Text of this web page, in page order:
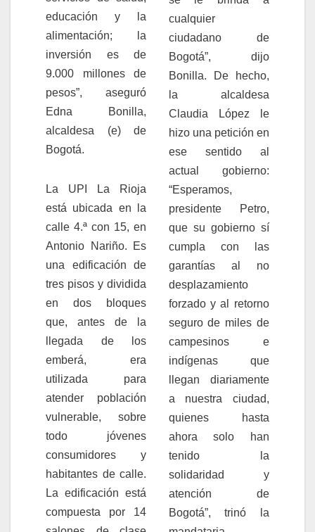
educación y la
alimentación; la
inversión es de
9.000 millones de
pesos”, aseguró
Edna Bonilla,
alcaldesa (e) de
Bogotá.
La UPI La Rioja
está ubicada en la
calle 4.ª con 15, en
Antonio Nariño. Es
una edificación de
tres pisos y dividida
en dos bloques
que, antes de la
llegada de los
emberá, era
utilizada para
atender población
vulnerable, sobre
todo jóvenes
consumidores y
habitantes de calle.
La edificación está
compuesta por 14
cualquier
ciudadano de
Bogotá”, dijo
Bonilla. De hecho,
la alcaldesa
Claudia López le
hizo una petición en
ese sentido al
actual gobierno:
“Esperamos,
presidente Petro,
que su gobierno sí
cumpla con las
garantías al no
desplazamiento
forzado y al retorno
seguro de miles de
campesinos e
indígenas que
llegan diariamente
a nuestra ciudad,
quienes hasta
ahora solo han
tenido la
solidaridad y
atención de
Bogotá”, trinó la